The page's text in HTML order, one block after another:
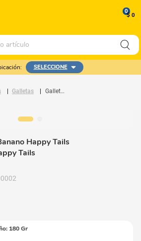
0$ 0
SELECCIONE
Galletas Galleta Para Perro Banano Happy Tails Linaza Y Canela
Happy Tails
Tails
: 180 Gr